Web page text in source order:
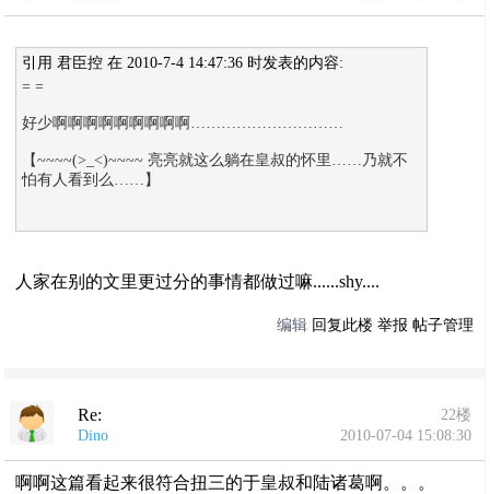
引用 君臣控 在 2010-7-4 14:47:36 时发表的内容:
= =
好少啊啊啊啊啊啊啊啊啊…………………………
【~~~~(>_<)~~~~ 亮亮就这么躺在皇叔的怀里……乃就不
怕有人看到么……】
人家在别的文里更过分的事情都做过嘛......shy....
编辑 回复此楼 举报 帖子管理
Re:
22楼
Dino
2010-07-04 15:08:30
啊啊这篇看起来很符合扭三的于皇叔和陆诸葛啊。。。